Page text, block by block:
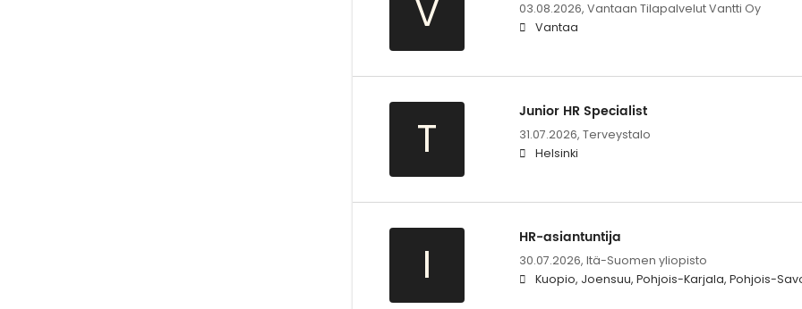
V 03.08.2026, Vantaan Tilapalvelut Vantti Oy
Vantaa
T
Junior HR Specialist
31.07.2026, Terveystalo
Helsinki
I
HR-asiantuntija
30.07.2026, Itä-Suomen yliopisto
Kuopio, Joensuu, Pohjois-Karjala, Pohjois-